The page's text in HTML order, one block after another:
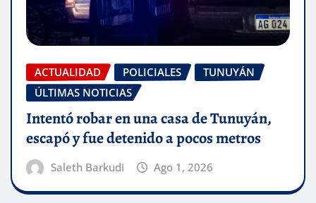
ACTUALIDAD POLICIALES
TUNUYÁN
ÚLTIMAS NOTICIAS
Intentó robar en una casa de Tunuyán,
escapó y fue detenido a pocos metros
Saleth Barkudi Ago 1, 2026